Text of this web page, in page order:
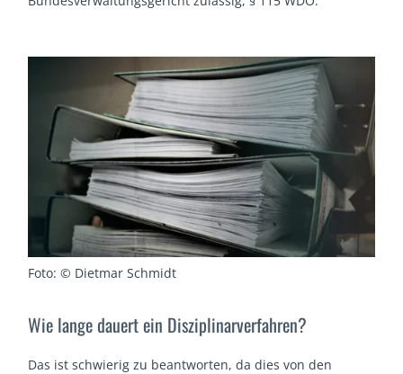
Foto: © Dietmar Schmidt
Wie lange dauert ein Disziplinarverfahren?
Das ist schwierig zu beantworten, da dies von den